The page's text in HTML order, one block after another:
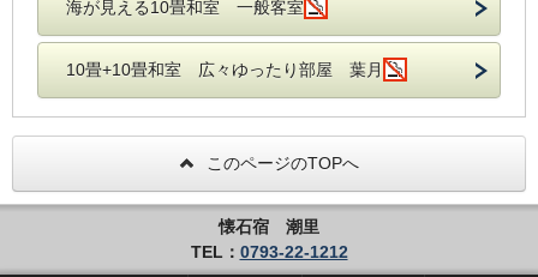
海が見える10畳和室 一般客室
10畳+10畳和室 広々ゆったり部屋 葉月
このページのTOPへ
懐石宿 潮里
TEL： 0793-22-1212